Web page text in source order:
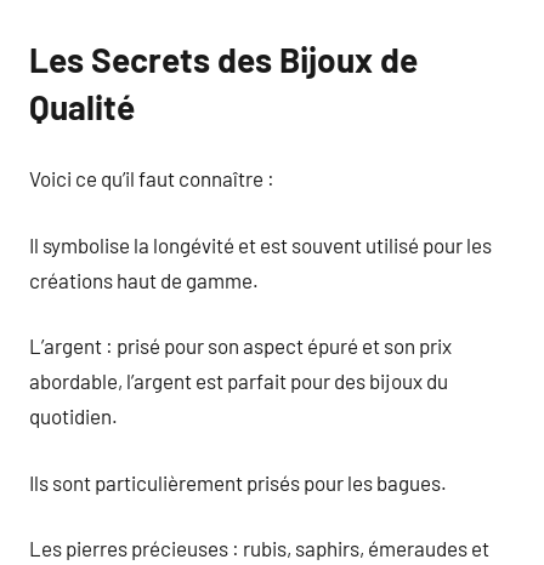
Les Secrets des Bijoux de
Qualité
Voici ce qu’il faut connaître :
Il symbolise la longévité et est souvent utilisé pour les
créations haut de gamme.
L’argent : prisé pour son aspect épuré et son prix
abordable, l’argent est parfait pour des bijoux du
quotidien.
Ils sont particulièrement prisés pour les bagues.
Les pierres précieuses : rubis, saphirs, émeraudes et